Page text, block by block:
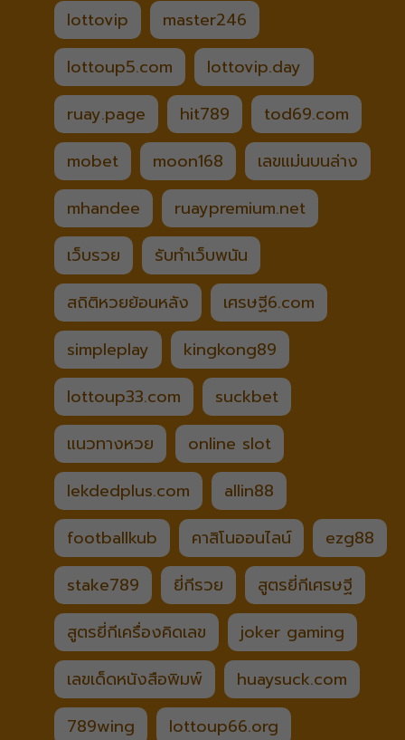
lottovip
master246
lottoup5.com
lottovip.day
ruay.page
hit789
tod69.com
mobet
moon168
เลขแม่นบนล่าง
mhandee
ruaypremium.net
เว็บรวย
รับทำเว็บพนัน
สถิติหวยย้อนหลัง
เศรษฐี6.com
simpleplay
kingkong89
lottoup33.com
suckbet
แนวทางหวย
online slot
lekdedplus.com
allin88
footballkub
คาสิโนออนไลน์
ezg88
stake789
ยี่กีรวย
สูตรยี่กีเศรษฐี
สูตรยี่กีเครื่องคิดเลข
joker gaming
เลขเด็ดหนังสือพิมพ์
huaysuck.com
789wing
lottoup66.org